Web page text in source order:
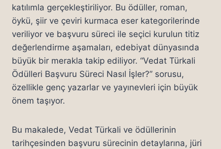
katılımla gerçekleştiriliyor. Bu ödüller, roman,
öykü, şiir ve çeviri kurmaca eser kategorilerinde
veriliyor ve başvuru süreci ile seçici kurulun titiz
değerlendirme aşamaları, edebiyat dünyasında
büyük bir merakla takip ediliyor. “Vedat Türkali
Ödülleri Başvuru Süreci Nasıl İşler?” sorusu,
özellikle genç yazarlar ve yayınevleri için büyük
önem taşıyor.
Bu makalede, Vedat Türkali ve ödüllerinin
tarihçesinden başvuru sürecinin detaylarına, jüri